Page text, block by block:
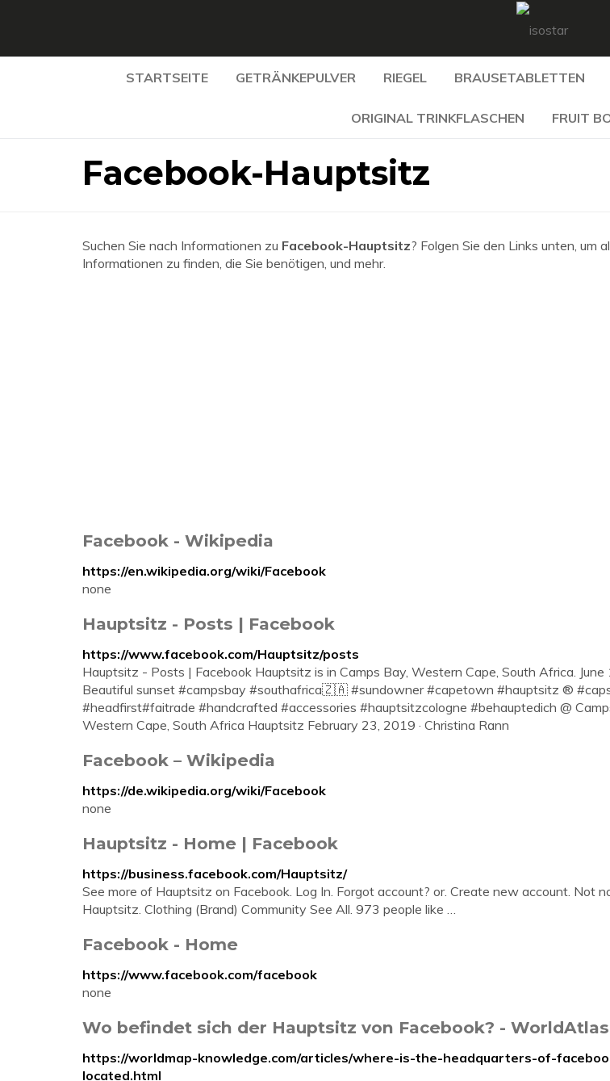
STARTSEITE GETRÄNKEPULVER RIEGEL BRAUSETABLETTEN
ORIGINAL TRINKFLASCHEN FRUIT
Facebook-Hauptsitz
Suchen Sie nach Informationen zu Facebook-Hauptsitz? Folgen Sie den Links unten, um
Informationen zu finden, die Sie benötigen, und mehr.
Facebook - Wikipedia
https://en.wikipedia.org/wiki/Facebook
none
Hauptsitz - Posts | Facebook
https://www.facebook.com/Hauptsitz/posts
Hauptsitz - Posts | Facebook Hauptsitz is in Camps Bay, Western Cape, South Africa. June
Beautiful sunset #campsbay #southafrica🇿🇦 #sundowner #capetown #hauptsitz ®
#headfirst#faitrade #handcrafted #accessories #hauptsitzcologne #behauptedich @
Western Cape, South Africa Hauptsitz February 23, 2019 · Christina Rann
Facebook – Wikipedia
https://de.wikipedia.org/wiki/Facebook
none
Hauptsitz - Home | Facebook
https://business.facebook.com/Hauptsitz/
See more of Hauptsitz on Facebook. Log In. Forgot account? or. Create new account. Not
Hauptsitz. Clothing (Brand) Community See All. 973 people like …
Facebook - Home
https://www.facebook.com/facebook
none
Wo befindet sich der Hauptsitz von Facebook? - WorldAtlas
https://worldmap-knowledge.com/articles/where-is-the-headquarters-of-
located.html